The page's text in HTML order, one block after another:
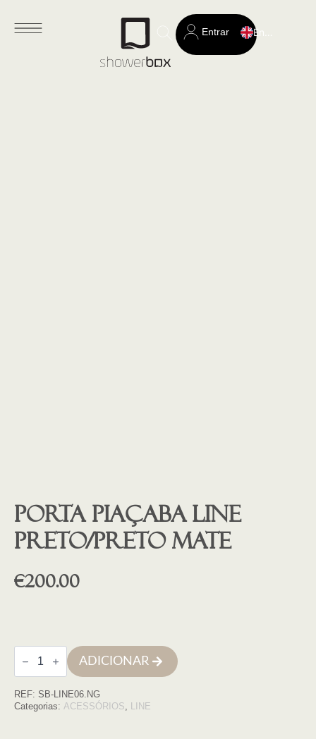
Search
for:
Entrar
Porta piaçaba LINE
preto/preto mate
€200.00
Quantidade
de
Porta
LINE
preto/preto
ADICIONAR
REF: SB-LINE06.NG
Categorias: ACESSÓRIOS, LINE